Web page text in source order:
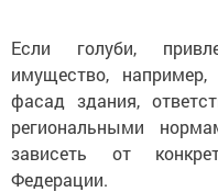
Если голуби,
имущество,
фасад здания,
региональными
зависеть от
Федерации.